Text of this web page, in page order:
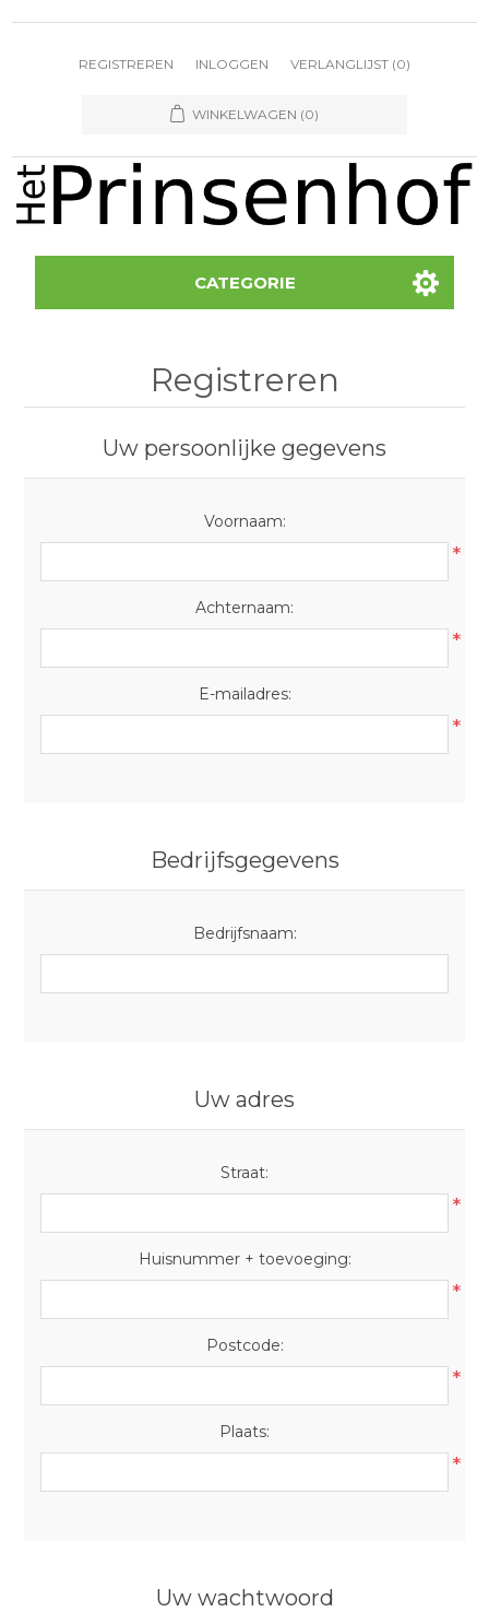
REGISTREREN INLOGGEN VERLANGLIJST (0)
WINKELWAGEN (0)
CATEGORIE
Registreren
Uw persoonlijke gegevens
Voornaam:
*
Achternaam:
*
E-mailadres:
*
Bedrijfsgegevens
Bedrijfsnaam:
Uw adres
Straat:
*
Huisnummer + toevoeging:
*
Postcode:
*
Plaats:
*
Uw wachtwoord